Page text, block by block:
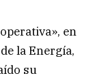
en
la Energía,
su